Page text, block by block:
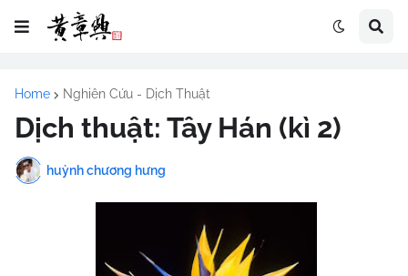
Home Nghiên Cứu - Dịch Thuật
Dịch thuật: Tây Hán (kì 2)
huỳnh chương hưng